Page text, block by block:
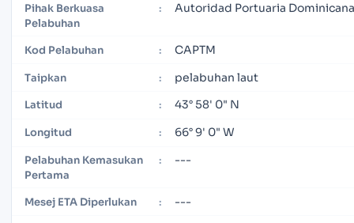
Pihak Berkuasa
Pelabuhan
: Autoridad Portuaria
Kod Pelabuhan : CAPTM
Taipkan : pelabuhan laut
Latitud : 43° 58' 0" N
Longitud : 66° 9' 0" W
Pelabuhan Kemasukan
Pertama
: ---
Mesej ETA Diperlukan : ---